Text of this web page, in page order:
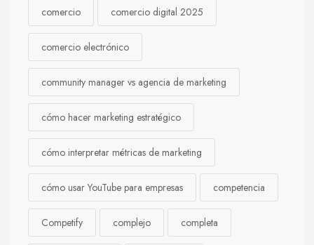
comercio comercio digital 2025
comercio electrónico
community manager vs agencia de marketing
cómo hacer marketing estratégico
cómo interpretar métricas de marketing
cómo usar YouTube para empresas competencia
Competify complejo completa